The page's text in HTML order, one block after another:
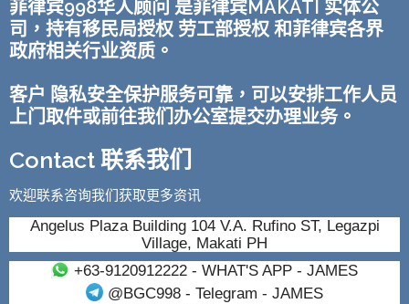
菲律宾998华人顾问 是菲律宾MAKATI 实体公
司，持有移民局授权 劳工部授权 和菲律宾各界
政府相关行业资质。
客户 隐私安全保护服务可靠，可以安排工作人员
上门取件或前往我们办公室提交办理业务。
Contact 联系我们
欢迎联系咨询我们获取更多资讯
Angelus Plaza Building 104 V.A. Rufino ST, Legazpi
Village, Makati PH
+63-9120912222- WHAT'S APP - JAMES
@BGC998 - Telegram - JAMES